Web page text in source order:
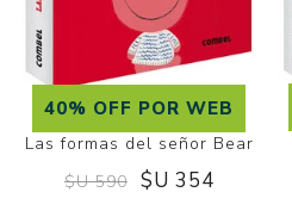
40% OFF POR WEB
Las formas del señor Bear
$U 590 $U 354